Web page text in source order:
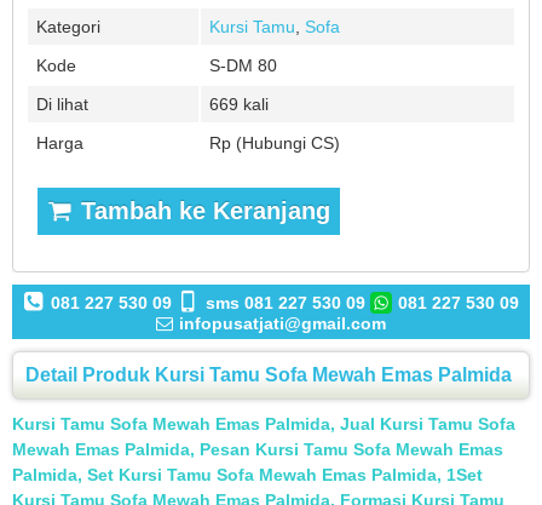
Kategori Kursi Tamu Sofa
Kode
S-DM 80
Di lihat
669 kali
Harga
Rp (Hubungi CS)
Tambah ke Keranjang
081 227 530 09 sms 081 227 530 09
081 227 530 09
infopusatjati@gmail.com
Detail Produk Kursi Tamu Sofa Mewah Emas Palmida
Kursi Tamu Sofa Mewah Emas Palmida, Jual Kursi Tamu Sofa
Mewah Emas Palmida, Pesan Kursi Tamu Sofa Mewah Emas
Palmida, Set Kursi Tamu Sofa Mewah Emas Palmida, 1Set
Kursi Tamu Sofa Mewah Emas Palmida, Formasi Kursi Tamu